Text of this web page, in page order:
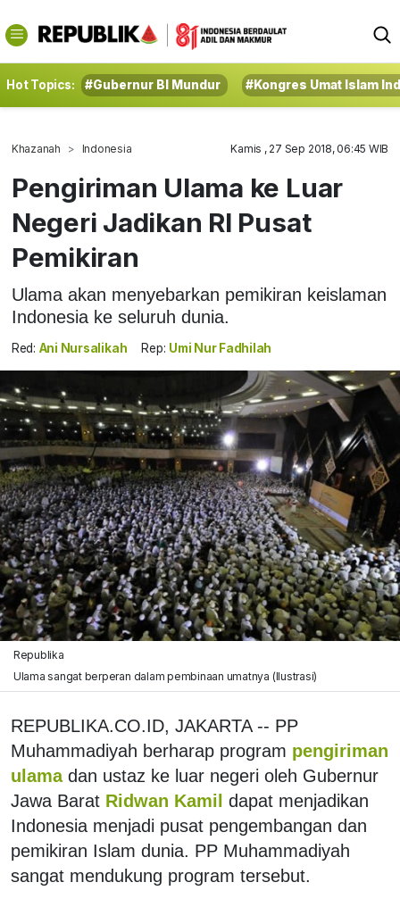
Hot Topics: #Gubernur BI Mundur #Kongres Umat Islam
Khazanah Indonesia Kamis , 27 Sep 2018, 06:45 WIB
Pengiriman Ulama ke Luar
Negeri Jadikan RI Pusat
Pemikiran
Ulama akan menyebarkan pemikiran keislaman
Indonesia ke seluruh dunia.
Red: Ani Nursalikah Rep: Umi Nur Fadhilah
Republika
Ulama sangat berperan dalam pembinaan umatnya (Ilustrasi)
REPUBLIKA.CO.ID, JAKARTA -- PP
Muhammadiyah berharap program pengiriman
ulama dan ustaz ke luar negeri oleh Gubernur
Jawa Barat Ridwan Kamil dapat menjadikan
Indonesia menjadi pusat pengembangan dan
pemikiran Islam dunia. PP Muhammadiyah
sangat mendukung program tersebut.